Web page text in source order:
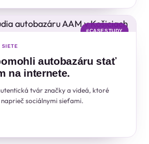
#CASESTUDY
SIETE
autobazáru stať
na internete.
tvár značky a videá, ktoré
sociálnymi sieťami.